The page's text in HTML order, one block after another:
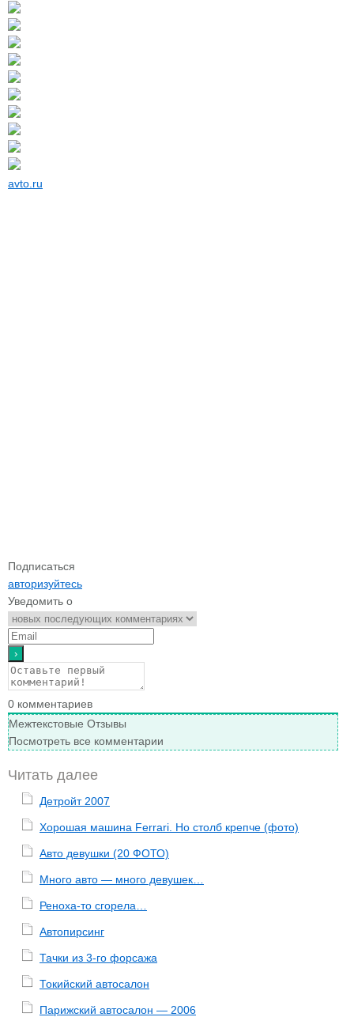
avto.ru
Подписаться
авторизуйтесь
Уведомить о
0 комментариев
Межтекстовые Отзывы
Посмотреть все комментарии
Читать далее
Детройт 2007
Хорошая машина Ferrari. Но столб крепче (фото)
Авто девушки (20 ФОТО)
Много авто — много девушек…
Реноха-то сгорела…
Автопирсинг
Тачки из 3-го форсажа
Токийский автосалон
Парижский автосалон — 2006